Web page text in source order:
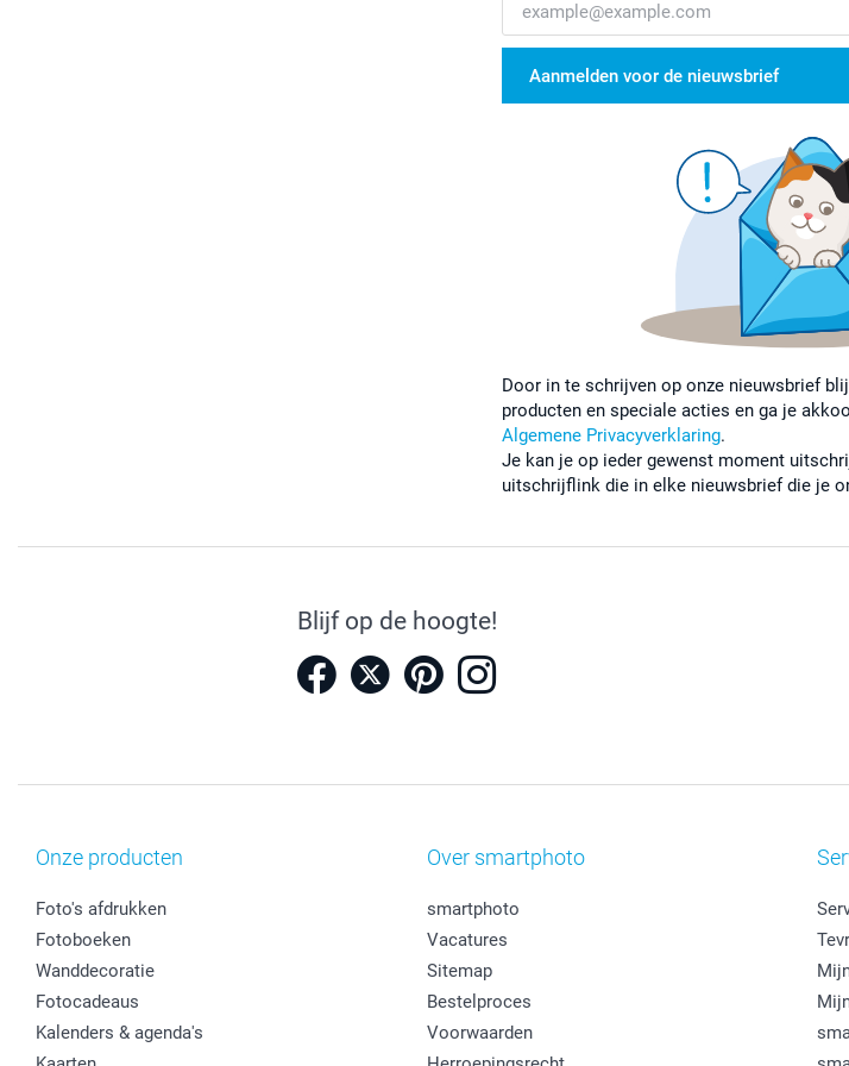
Aanmelden voor de nieuwsbrief
Door in te schrijven op onze nieuwsbrief
producten en speciale acties en ga je
Algemene Privacyverklaring.
Je kan je op ieder gewenst moment
uitschrijflink die in elke nieuwsbrief die je
Blijf op de hoogte!
Onze producten
Foto's afdrukken
Fotoboeken
Wanddecoratie
Fotocadeaus
Kalenders & agenda's
Over smartphoto
smartphoto
Vacatures
Sitemap
Bestelproces
Voorwaarden